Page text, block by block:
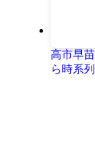
高市早
ら時系